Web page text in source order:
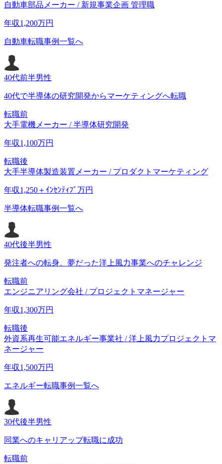
自動車部品メーカー / 新規事業企画 管理職
年収1,200万円
自動車転職事例一覧へ
40代前半男性
40代で半導体の研究開発からマーケティングへ転職
転職前
大手電機メーカー / 半導体研究開発
年収1,100万円
転職後
大手半導体製造装置メーカー / プロダクトマーケティング
年収1,250＋ｲﾝｾﾝﾃｨﾌﾞ万円
半導体転職事例一覧へ
40代後半男性
発注者への転身、夢だった洋上風力事業へのチャレンジ
転職前
エンジニアリング会社 / プロジェクトマネージャー
年収1,300万円
転職後
外資系再生可能エネルギー事業社 / 洋上風力プロジェクトマ
ネージャー
年収1,500万円
エネルギー転職事例一覧へ
30代後半男性
同業へのキャリアップ転職に成功
転職前